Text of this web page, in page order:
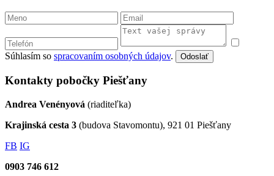
Súhlasím so spracovaním osobných údajov. Odoslať
Kontakty pobočky Piešťany
Andrea Venényová (riaditeľka)
Krajinská cesta 3 (budova Stavomontu), 921 01 Piešťany
FB IG
0903 746 612